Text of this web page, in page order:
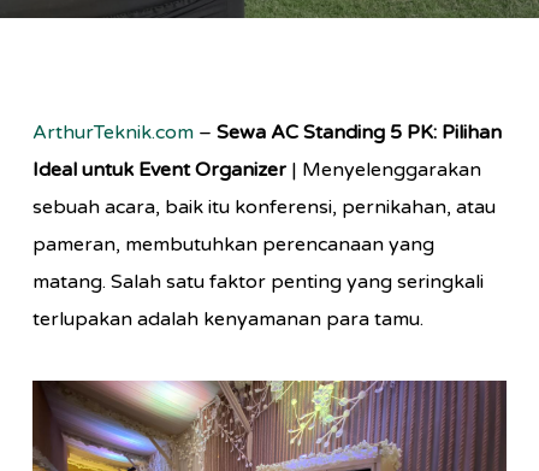
ArthurTeknik.com– Sewa AC Standing 5 PK: Pilihan
Ideal untuk Event Organizer| Menyelenggarakan
sebuah acara, baik itu konferensi, pernikahan, atau
pameran, membutuhkan perencanaan yang
matang. Salah satu faktor penting yang seringkali
terlupakan adalah kenyamanan para tamu.